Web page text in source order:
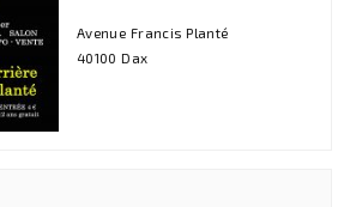
Avenue Francis Planté
40100 Dax